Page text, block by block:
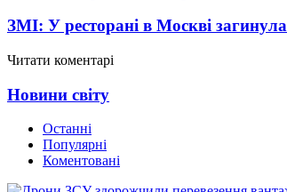
ЗМІ: У ресторані в Москві
Читати коментарі
Новини світу
Останні
Популярні
Коментовані